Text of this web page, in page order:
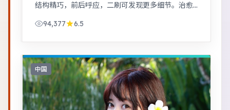
结构精巧，前后呼应，二刷可发现更多细节。治愈
94,377
6.5
中国